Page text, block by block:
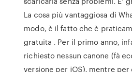
La cosa più vantaggiosa di
modo, è il fatto che è
gratuita . Per il primo anno,
richiesto nessun canone (fà
versione per iOS), mentre per